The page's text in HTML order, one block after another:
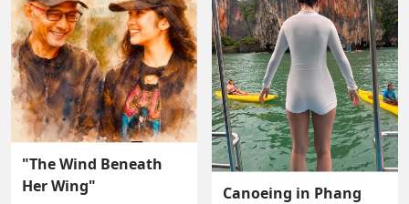
"The Wind Beneath
Her Wing"
Canoeing in Phang